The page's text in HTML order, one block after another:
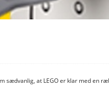
sædvanlig, at LEGO er klar med en